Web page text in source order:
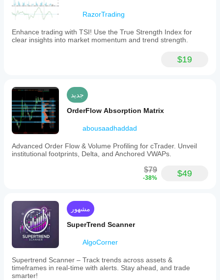
sellers.
Advanced
may
integrate
factors
size,
or
momentum
to
enhance
sentiment
accuracy.
indicator
typically
for
bullish,
red
for
bearish,
and
gray
or
blue
for
RazorTrading
Enhance trading with TSI! Use the True Strength Index for
clear insights into market momentum and trend strength.
$19
جديد
OrderFlow Absorption Matrix
abousaadhaddad
Advanced Order Flow & Volume Profiling for cTrader. Unveil
institutional footprints, Delta, and Anchored VWAPs.
$79
-38% $49
مشهور
SuperTrend Scanner
AlgoCorner
Supertrend Scanner – Track trends across assets &
timeframes in real-time with alerts. Stay ahead, and trade
smarter!